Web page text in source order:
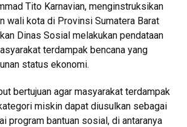
Tito Karnavian, menginstruksikan
wali kota di Provinsi Sumatera Barat
Dinas Sosial melakukan pendataan
terdampak bencana yang
status ekonomi.
bertujuan agar masyarakat terdampak
miskin dapat diusulkan sebagai
program bantuan sosial, di antaranya